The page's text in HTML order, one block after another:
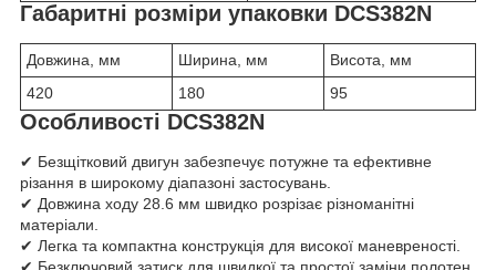
Габаритні розміри упаковки DCS382N
Довжина, мм Ширина, мм
Висота, мм
420
180 95
Особливості DCS382N
✔ Безщітковий двигун забезпечує потужне та ефективне
різання в широкому діапазоні застосувань.
✔ Довжина ходу 28.6 мм швидко розрізає різноманітні
матеріали.
✔ Легка та компактна конструкція для високої маневреності.